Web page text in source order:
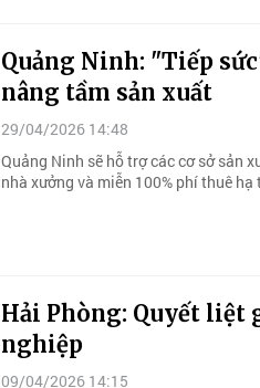
Quảng Ninh: "Tiếp
nâng tầm sản xuất
29/04/2026 14:48
Quảng Ninh sẽ hỗ trợ các cơ sở sản
nhà xưởng và miễn 100% phí thuê
Hải Phòng: Quyết liệt
nghiệp
09/04/2026 14:15